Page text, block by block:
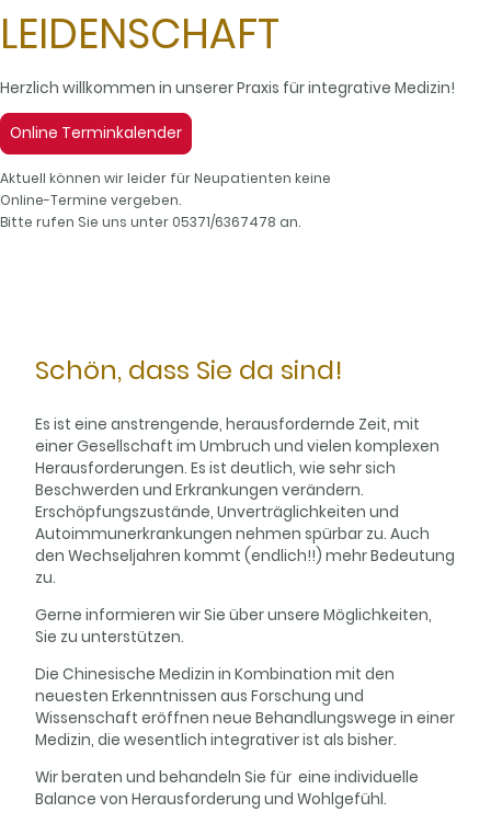
LEIDENSCHAFT
Herzlich willkommen in unserer Praxis für integrative Medizin!
Online Terminkalender
Aktuell können wir leider für Neupatienten keine
Online-Termine vergeben.
Bitte rufen Sie uns unter 05371/6367478 an.
Schön, dass Sie da sind!
Es ist eine anstrengende, herausfordernde Zeit, mit
einer Gesellschaft im Umbruch und vielen komplexen
Herausforderungen. Es ist deutlich, wie sehr sich
Beschwerden und Erkrankungen verändern.
Erschöpfungszustände, Unverträglichkeiten und
Autoimmunerkrankungen nehmen spürbar zu. Auch
den Wechseljahren kommt (endlich!!) mehr Bedeutung
zu.
Gerne informieren wir Sie über unsere Möglichkeiten,
Sie zu unterstützen.
Die Chinesische Medizin in Kombination mit den
neuesten Erkenntnissen aus Forschung und
Wissenschaft eröffnen neue Behandlungswege in einer
Medizin, die wesentlich integrativer ist als bisher.
Wir beraten und behandeln Sie für eine individuelle
Balance von Herausforderung und Wohlgefühl.